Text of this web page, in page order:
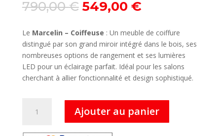
790,00€ Le
initial
était :
790,00 €.
549,00 €Le
actuel
est :
549,00 €.
Le Marcelin – Coiffeuse : Un meuble de coiffure
distingué par son grand miroir intégré dans le bois, ses
nombreuses options de rangement et ses lumières
LED pour un éclairage parfait. Idéal pour les salons
cherchant à allier fonctionnalité et design sophistiqué.
Ajouter au panier